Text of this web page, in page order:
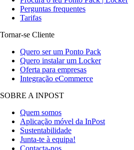
Perguntas frequentes
Tarifas
Tornar-se Cliente
Quero ser um Ponto Pack
Quero instalar um Locker
Oferta para empresas
Integração eCommerce
SOBRE A INPOST
Quem somos
Aplicação móvel da InPost
Sustentabilidade
Junta-te à equipa!
Contacta-nos